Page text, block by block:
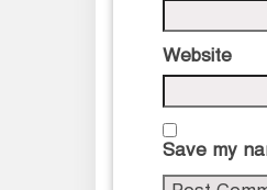
Website
Save my